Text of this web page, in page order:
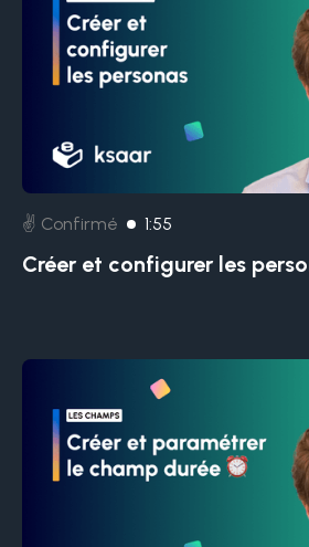
✌️ Confirmé 1:55
Créer et configurer les